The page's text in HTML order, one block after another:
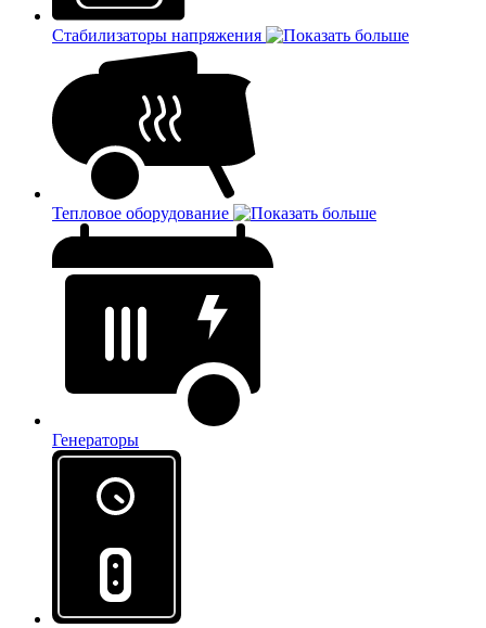
Стабилизаторы напряжения
Тепловое оборудование
Генераторы